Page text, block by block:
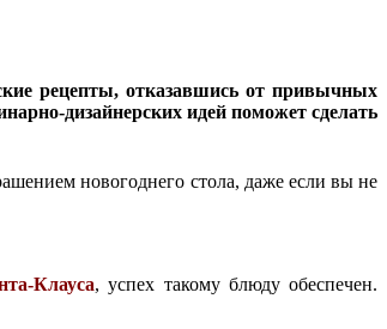
рецепты, отказавшись от привычных
дизайнерских идей поможет сделать
новогоднего стола, даже если вы не
Клауса, успех такому блюду обеспечен.